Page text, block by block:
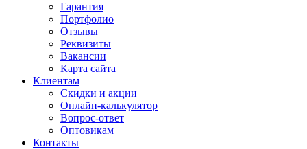
Гарантия
Портфолио
Отзывы
Реквизиты
Вакансии
Карта сайта
Клиентам
Скидки и акции
Онлайн-калькулятор
Вопрос-ответ
Оптовикам
Контакты